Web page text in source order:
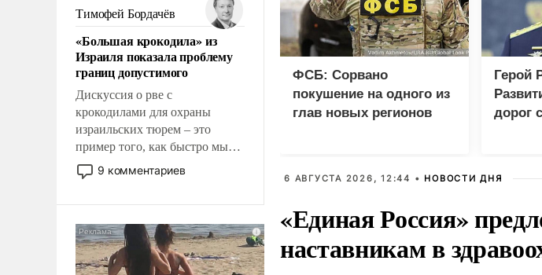
беспрекословно оплачиваться
за счет российских
налогоплательщиков и где за
свои поступки не нужно
отвечать.
Тимофей Бордачёв
«Большая крокодила» из
Израиля показала проблему
границ допустимого
Дискуссия о рве с
крокодилами для охраны
израильских тюрем – это
пример того, как быстро мы
двигаемся по пути
революционных изменений.
псевдонаучной фантастики,
стало всерьез обсуждаемой
идеей.
9 комментариев
ФСБ: Сорвано
покушение на одного из
глав новых регионов
Герой
дорог
6 АВГУСТА 2026, 12:44 • НОВОСТИ ДНЯ
«Единая Россия»
наставникам в